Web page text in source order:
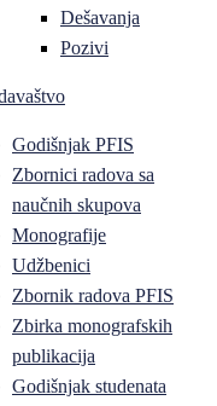
Dešavanja
Pozivi
Godišnjak PFIS
Zbornici radova sa
naučnih skupova
Monografije
Udžbenici
Zbornik radova PFIS
Zbirka monografskih
publikacija
Godišnjak studenata